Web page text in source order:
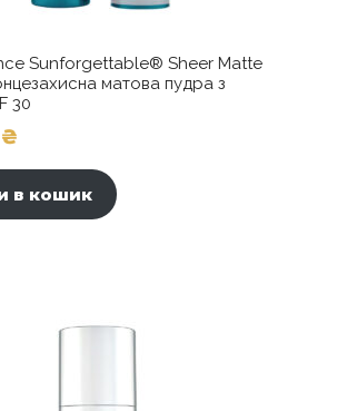
Sunforgettable® Sheer Matte
матова пудра з
30
₴
в кошик